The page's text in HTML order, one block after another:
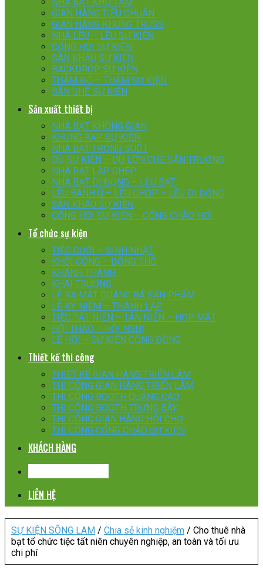
GIAN HÀNG TIÊU CHUẨN
GIAN HÀNG KHUNG TRUSS
NHÀ LỀU – LỀU SỰ KIỆN
CỔNG HƠI SỰ KIỆN
SÂN KHẤU SỰ KIỆN
BACKDROP SỰ KIỆN
THẢM ĐỎ – THẢM SỰ KIỆN
BÀN GHẾ SỰ KIỆN
Sản xuất thiết bị
NHÀ BẠT KHÔNG GIAN
KHUNG RẠP SỰ KIỆN
NHÀ BẠT TRONG SUỐT
DÙ SỰ KIỆN – DÙ LỚN CHE SÂN TRƯỜNG
NHÀ BẠT LẮP GHÉP
NHÀ BẠT DI ĐỘNG – LỀU BẠT
LỀU BÁNH Ú – LỀU CHÓP – LỀU DI ĐỘNG
SÂN KHẤU SỰ KIỆN
CỔNG HƠI SỰ KIỆN – CỔNG CHÀO HƠI
Tổ chức sự kiện
TIỆC CƯỚI – SINH NHẬT
KHỞI CÔNG – ĐỘNG THỔ
KHÁNH THÀNH
KHAI TRƯƠNG
LỄ RA MẮT QUÁNG BÁ SẢN PHẨM
LỄ KỶ NIỆM – THÀNH LẬP
TIỆC TẤT NIÊN – TÂN NIÊN – HỌP MẶT
HỘI THẢO – HỘI NGHỊ
LỄ HỘI – SỰ KIỆN CỘNG ĐỒNG
Thiết kế thi công
THIẾT KẾ GIAN HÀNG TRIỂN LÃM
THI CÔNG GIAN HÀNG TRIỂN LÃM
THI CÔNG BOOTH QUẢNG CÁO
THI CÔNG BOOTH TRƯNG BÀY
THI CÔNG GIAN HÀNG HỘI CHỢ
THI CÔNG CỔNG CHÀO SỰ KIỆN
KHÁCH HÀNG
LIÊN HỆ
SỰ KIỆN SÔNG LAM / Chia sẻ kinh nghiệm / Cho thuê nhà
bạt tổ chức tiệc tất niên chuyên nghiệp, an toàn và tối ưu
chi phí